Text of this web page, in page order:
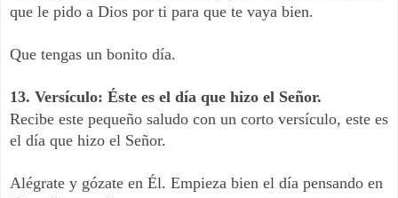
que le pido a Dios por ti para que te vaya bien.
Que tengas un bonito día.
13. Versículo: Éste es el día que hizo el Señor.
Recibe este pequeño saludo con un corto versículo, este es
el día que hizo el Señor.
Alégrate y gózate en Él. Empieza bien el día pensando en